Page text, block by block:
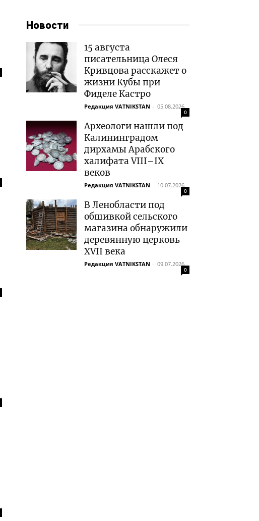
Новости
15 августа
писательница Олеся
Кривцова расскажет о
жизни Кубы при
Фиделе Кастро
Редакция VATNIKSTAN - 05.08.2026
0
Археологи нашли под
Калининградом
дирхамы Арабского
халифата VIII–IX
веков
Редакция VATNIKSTAN - 10.07.2026
0
В Ленобласти под
обшивкой сельского
магазина обнаружили
деревянную церковь
XVII века
Редакция VATNIKSTAN - 09.07.2026
0